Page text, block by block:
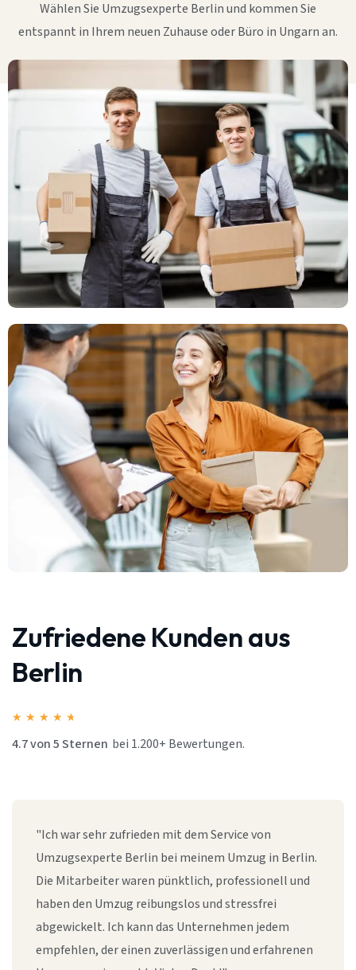
Wählen Sie Umzugsexperte Berlin und kommen Sie
entspannt in Ihrem neuen Zuhause oder Büro in Ungarn an.
Zufriedene Kunden aus
Berlin
★ ★ ★ ★ ★
4.7 von 5 Sternen bei 1.200+ Bewertungen.
"Ich war sehr zufrieden mit dem Service von
Umzugsexperte Berlin bei meinem Umzug in Berlin.
Die Mitarbeiter waren pünktlich, professionell und
haben den Umzug reibungslos und stressfrei
abgewickelt. Ich kann das Unternehmen jedem
empfehlen, der einen zuverlässigen und erfahrenen